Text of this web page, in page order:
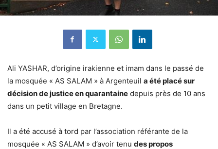
Ali YASHAR, d’origine irakienne et imam dans le passé de
la mosquée « AS SALAM » à Argenteuil a été placé sur
décision de justice en quarantaine depuis près de 10 ans
dans un petit village en Bretagne.
Il a été accusé à tord par l’association référante de la
mosquée « AS SALAM » d’avoir tenu des propos